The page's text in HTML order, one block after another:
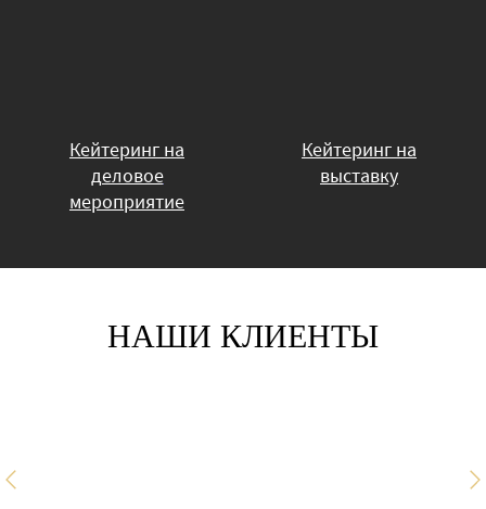
Кейтеринг на
деловое
мероприятие
Кейтеринг на
выставку
НАШИ КЛИЕНТЫ